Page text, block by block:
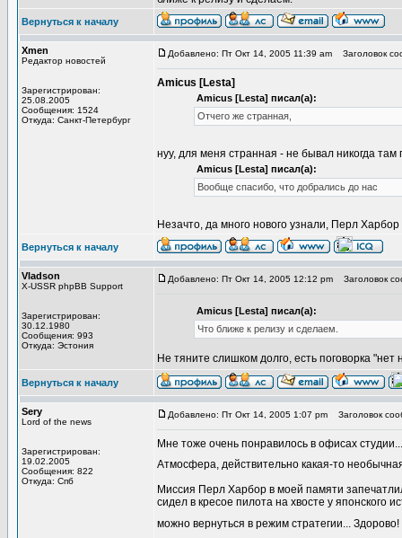
Вернуться к началу
Xmen
Редактор новостей
Зарегистрирован:
25.08.2005
Сообщения: 1524
Откуда: Санкт-Петербург
Добавлено: Пт Окт 14, 2005 11:39 am Заголовок
Amicus [Lesta]
Amicus [Lesta] писал(а):
Отчего же странная,
нуу, для меня странная - не бывал никогда
Amicus [Lesta] писал(а):
Вообще спасибо, что добрались до нас
Незачто, да много нового узнали, Перл Харбор
Вернуться к началу
Vladson
X-USSR phpBB Support
Зарегистрирован:
30.12.1980
Сообщения: 993
Откуда: Эстония
Добавлено: Пт Окт 14, 2005 12:12 pm Заголовок
Amicus [Lesta] писал(а):
Что ближе к релизу и сделаем.
Не тяните слишком долго, есть поговорка
Вернуться к началу
Sery
Lord of the news
Зарегистрирован:
19.02.2005
Сообщения: 822
Откуда: Спб
Добавлено: Пт Окт 14, 2005 1:07 pm Заголовок
Мне тоже очень понравилось в офисах студии...
Атмосфера, действительно какая-то
Миссия Перл Харбор в моей памяти
сидел в кресое пилота на хвосте у японского
можно вернуться в режим стратегии... Здорово!